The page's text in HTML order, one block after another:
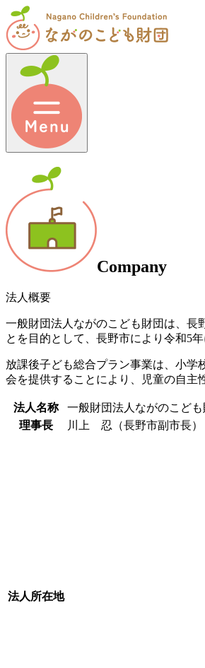
Company
法人概要
一般財団法人ながのこども財団は、長
とを目的として、長野市により令和5
放課後子ども総合プラン事業は、小学
会を提供することにより、児童の自主
法人名称
一般財団法人ながのこども
理事長
川上 忍（長野市副市長）
法人所在地